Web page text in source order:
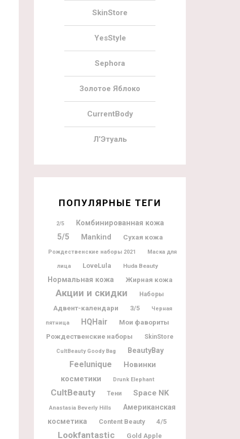
SkinStore
YesStyle
Sephora
Золотое Яблоко
CurrentBody
Л’Этуаль
ПОПУЛЯРНЫЕ ТЕГИ
2/5 Комбинированная кожа
5/5 Mankind Сухая кожа
Рождественские наборы 2021 Маска для
лица LoveLula Huda Beauty
Нормальная кожа Жирная кожа
Акции и скидки Наборы
Адвент-календари 3/5 Черная
пятница HQHair
Мои фавориты
Рождественские наборы
SkinStore
CultBeauty Goody Bag BeautyBay
Feelunique
Новинки
косметики
Drunk Elephant
CultBeauty Тени Space NK
Anastasia Beverly Hills
Американская
косметика
Content Beauty 4/5
Lookfantastic
Gold Apple